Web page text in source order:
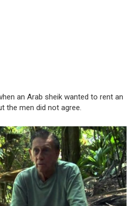
an Arab sheik wanted to rent an
the men did not agree.